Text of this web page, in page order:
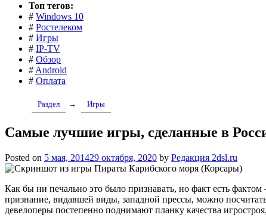
Toп тегов:
# Windows 10
# Ростелеком
# Игры
# IP-TV
# Обзор
# Android
# Оплата
Раздел → Игры
Самые лучшие игры, сделанные в
Posted on 5 мая, 201429 октября, 2020 by Редакция 2dsl.ru
Как бы ни печально это было признавать, но факт есть
признание, видавшей виды, западной прессы, можно
девелоперы постепенно поднимают планку качества